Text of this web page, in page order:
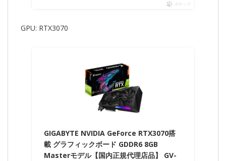
ポチップ
GPU: RTX3070
GIGABYTE NVIDIA GeForce RTX3070搭
載 グラフィックボード GDDR6 8GB
Masterモデル【国内正規代理店品】 GV-